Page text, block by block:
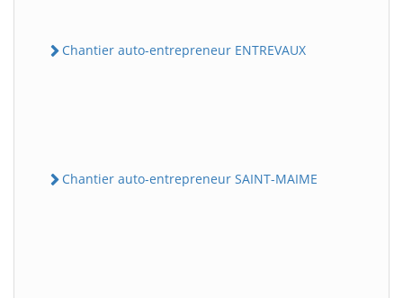
Chantier auto-entrepreneur ENTREVAUX
Chantier auto-entrepreneur SAINT-MAIME